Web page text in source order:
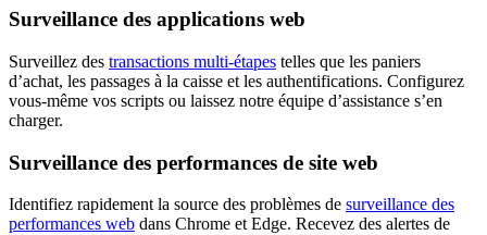
Surveillance des applications web
Surveillez des transactions multi-étapes telles que les paniers
d’achat, les passages à la caisse et les authentifications. Configurez
vous-même vos scripts ou laissez notre équipe d’assistance s’en
charger.
Surveillance des performances de site web
Identifiez rapidement la source des problèmes de surveillance des
performances web dans Chrome et Edge. Recevez des alertes de